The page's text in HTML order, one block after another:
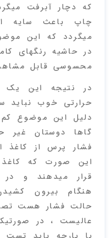
که دچار آبرفت
چاپ باعث سایه
میگردد که این
در حاشیه رنگهای
محسوسی قابل
در نتیجه این
حرارتی خوب نباید
دلیل این موضوع
گاها دوستان غیر
فشار پرس از کاغذ
این صورت که
قرار میدهند و
هنگام بیرون
حالت فشار هست
عالیست ، در